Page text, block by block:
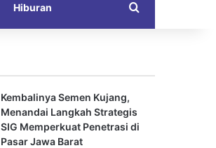
Hiburan
Kembalinya Semen Kujang,
Menandai Langkah Strategis
SIG Memperkuat Penetrasi di
Pasar Jawa Barat